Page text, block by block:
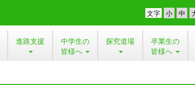
文字
進路支援
中学生の
皆様へ
探究道場
卒業生の
皆様へ